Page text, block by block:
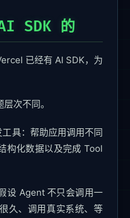
SDK 的
已经有 AI SDK，为
次不同。
具：帮助应用调用不同
构化数据以及完成 Tool
设 Agent 不只会调用一
久、调用真实系统、等